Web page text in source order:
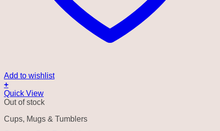
Add to wishlist
+
Quick View
Out of stock
Cups, Mugs & Tumblers